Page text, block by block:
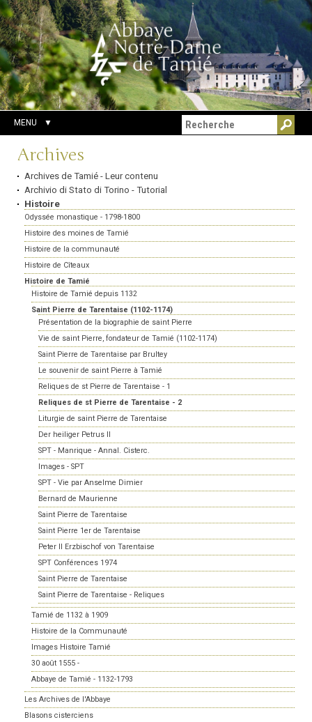
Aller
au
contenu.
|
Aller
à
la
navigation
Outils
personnels
Chercher par
Recherche
avancée…
MENU
Navigation
Archives
Archives de Tamié - Leur contenu
Archivio di Stato di Torino - Tutorial
Histoire
Odyssée monastique - 1798-1800
Histoire des moines de Tamié
Histoire de la communauté
Histoire de Cîteaux
Histoire de Tamié
Histoire de Tamié depuis 1132
Saint Pierre de Tarentaise (1102-1174)
Présentation de la biographie de saint Pierre
Vie de saint Pierre, fondateur de Tamié (1102-1174)
Saint Pierre de Tarentaise par Brultey
Le souvenir de saint Pierre à Tamié
Reliques de st Pierre de Tarentaise - 1
Reliques de st Pierre de Tarentaise - 2
Liturgie de saint Pierre de Tarentaise
Der heiliger Petrus II
SPT - Manrique - Annal. Cisterc.
Images - SPT
SPT - Vie par Anselme Dimier
Bernard de Maurienne
Saint Pierre de Tarentaise
Saint Pierre 1er de Tarentaise
Peter II Erzbischof von Tarentaise
SPT Conférences 1974
Saint Pierre de Tarentaise
Saint Pierre de Tarentaise - Reliques
Tamié de 1132 à 1909
Histoire de la Communauté
Images Histoire Tamié
30 août 1555 -
Abbaye de Tamié - 1132-1793
Les Archives de l'Abbaye
Blasons cisterciens